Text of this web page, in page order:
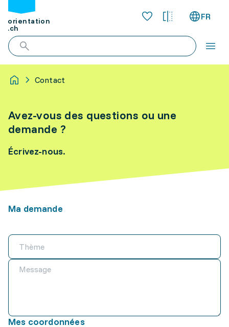
orientation
.ch
FR
Contact
Avez-vous des questions ou une
demande ?
Écrivez-nous.
Ma demande
Mes coordonnées